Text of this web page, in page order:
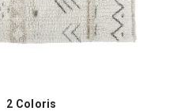
2 Coloris